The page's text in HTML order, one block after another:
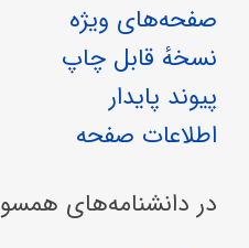
صفحه‌های ویژه
نسخهٔ قابل چاپ
پیوند پایدار
اطلاعات صفحه
در دانشنامه‌های همسو